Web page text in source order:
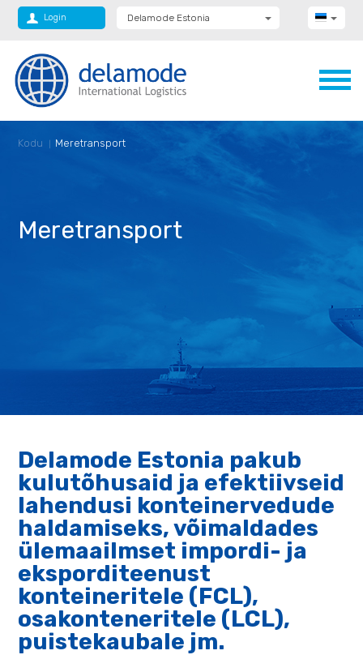
Login
Delamode Estonia
Delamode Bulgaria
Delamode Latvia
Delamode Macedonia
Delamode Montenegro
Kodu Meretransport
Meretransport
Delamode Estonia pakub
kulutõhusaid ja efektiivseid
lahendusi konteinervedude
haldamiseks, võimaldades
ülemaailmset impordi- ja
eksporditeenust
konteineritele (FCL),
osakonteneritele (LCL),
puistekaubale jm.